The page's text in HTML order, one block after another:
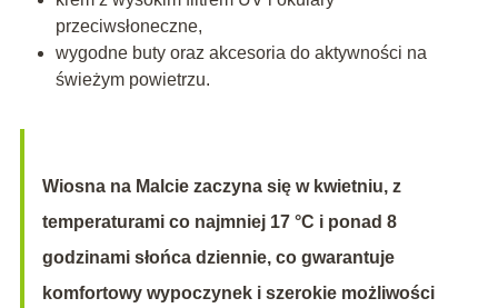
przeciwsłoneczne,
wygodne buty oraz akcesoria do aktywności na
świeżym powietrzu.
Wiosna na Malcie zaczyna się w kwietniu, z
temperaturami co najmniej 17 °C i ponad 8
godzinami słońca dziennie, co gwarantuje
komfortowy wypoczynek i szerokie możliwości